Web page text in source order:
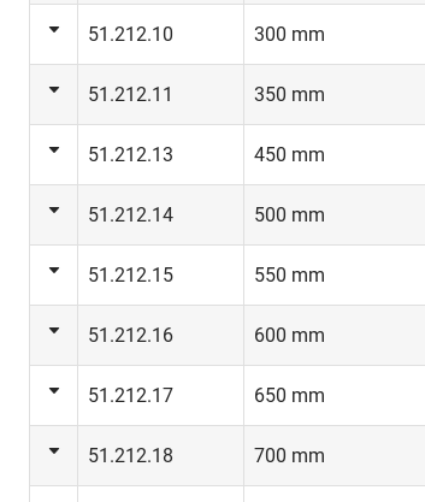
51.212.10 300 mm
51.212.11 350 mm
51.212.13 450 mm
51.212.14 500 mm
51.212.15 550 mm
51.212.16 600 mm
51.212.17 650 mm
51.212.18 700 mm